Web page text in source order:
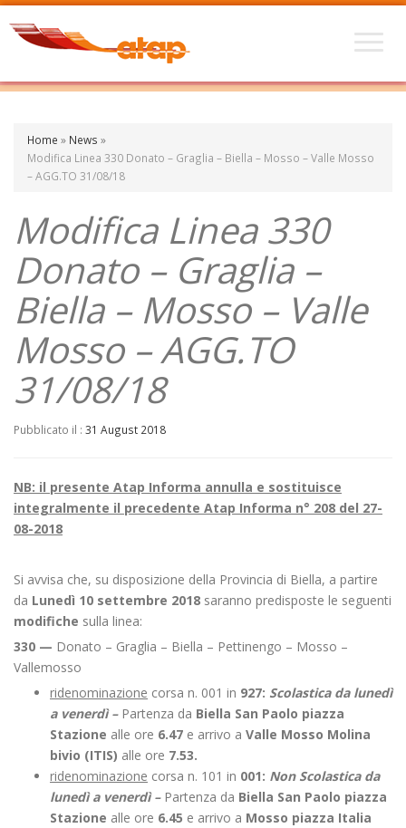
Home » News »
Modifica Linea 330 Donato – Graglia – Biella – Mosso – Valle Mosso
– AGG.TO 31/08/18
Modifica Linea 330
Donato – Graglia –
Biella – Mosso – Valle
Mosso – AGG.TO
31/08/18
Pubblicato il : 31 August 2018
NB: il presente Atap Informa annulla e sostituisce
integralmente il precedente Atap Informa n° 208 del 27-
08-2018
Si avvisa che, su disposizione della Provincia di Biella, a partire
da Lunedì 10 settembre 2018 saranno predisposte le seguenti
modifiche sulla linea:
330 — Donato – Graglia – Biella – Pettinengo – Mosso –
Vallemosso
ridenominazione corsa n. 001 in 927: Scolastica da lunedì
a venerdì – Partenza da Biella San Paolo piazza
Stazione alle ore 6.47 e arrivo a Valle Mosso Molina
bivio (ITIS) alle ore 7.53.
ridenominazione corsa n. 101 in 001: Non Scolastica da
lunedì a venerdì – Partenza da Biella San Paolo piazza
Stazione alle ore 6.45 e arrivo a Mosso piazza Italia